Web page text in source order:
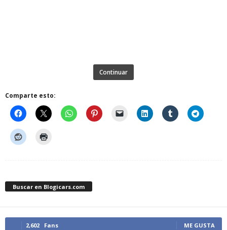
Continuar
Comparte esto:
Buscar en Blogicars.com
2,602 Fans ME GUSTA